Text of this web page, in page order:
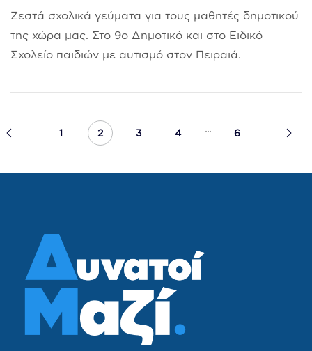
Ζεστά σχολικά γεύματα για τους μαθητές δημοτικού
της χώρα μας. Στο 9ο Δημοτικό και στο Ειδικό
Σχολείο παιδιών με αυτισμό στον Πειραιά.
1 2 3 4 ... 6